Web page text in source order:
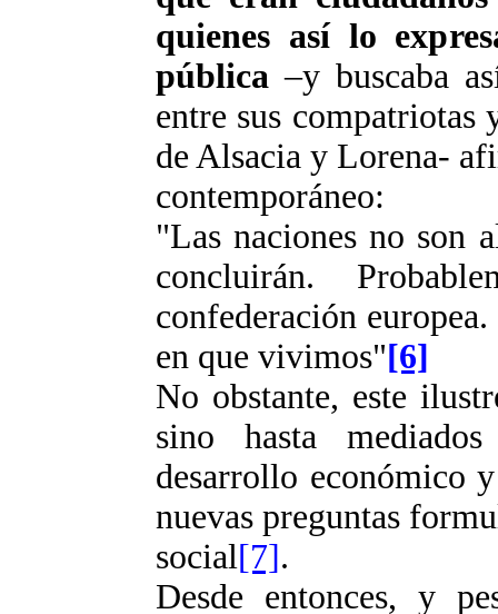
quienes así lo
pública –y buscaba
entre sus compatriotas
de Alsacia y Lorena-
contemporáneo:
"Las naciones no son
concluirán.
confederación
en que vivimos"[6]
No obstante, este
sino hasta
desarrollo económico
nuevas preguntas
social[7].
Desde entonces, y